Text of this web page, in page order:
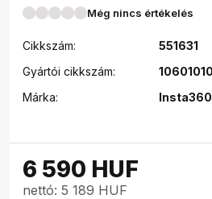
Még nincs értékelés
Cikkszám:
551631
Gyártói cikkszám:
Márka:
Insta360
6 590 HUF
nettó: 5 189 HUF